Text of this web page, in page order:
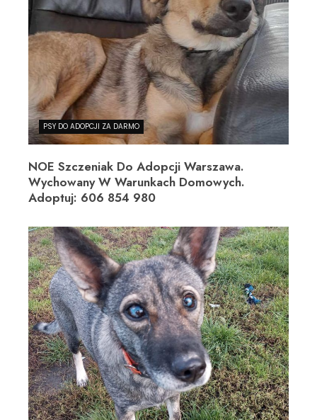
PSY DO ADOPCJI ZA DARMO
NOE Szczeniak Do Adopcji Warszawa.
Wychowany W Warunkach Domowych.
Adoptuj: 606 854 980